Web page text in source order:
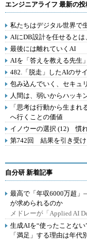
エンジニアライフ 最新の投
私たちはデジタル世界で
AIにDB設計を任せるとは
最後には離れていくAI
AIを「答えを教える先生
482.「脱走」したAIのサ
包み込んでいく、セキュ
人間は、弱いからハッキ
「思考は行動から生ま
へ行くことの価値
イノウーの選択 (12) 慣
第742回 結果を引き受け
自分研 新着記事
最高で「年収6000万超
が求められるのか
メドレーが「Applied AI
生成AIを“使ったことな
「満足」する理由は年代